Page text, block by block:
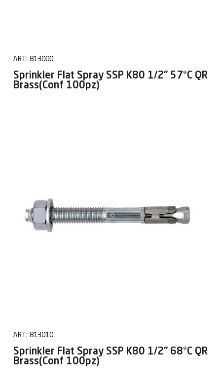
ART: 813000
Sprinkler Flat Spray SSP K80 1/2" 57°C QR
Brass(Conf 100pz)
ART: 813010
Sprinkler Flat Spray SSP K80 1/2" 68°C QR
Brass(Conf 100pz)